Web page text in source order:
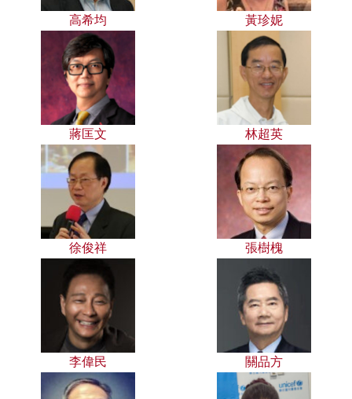
高希均 黃珍妮
蔣匡文 林超英
徐俊祥 張樹槐
李偉民 關品方